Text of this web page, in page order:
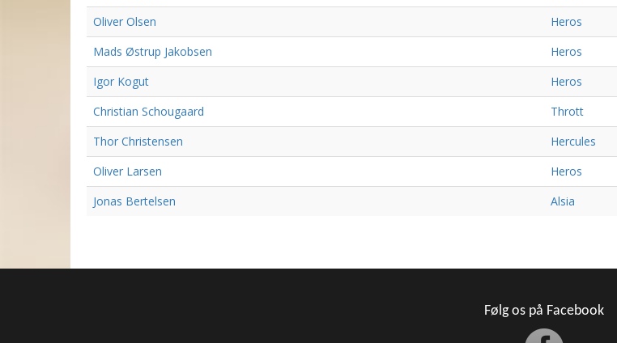
Oliver Olsen
Heros
Mads Østrup Jakobsen
Heros
Igor Kogut
Heros
Christian Schougaard
Thrott
Thor Christensen
Hercules
Oliver Larsen
Heros
Jonas Bertelsen
Alsia
Følg os på Facebook